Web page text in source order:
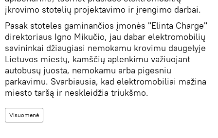
įkrovimo stotelių projektavimo ir įrengimo darbai.
Pasak stoteles gaminančios įmonės "Elinta Charge"
direktoriaus Igno Mikučio, jau dabar elektromobilių
savininkai džiaugiasi nemokamu krovimu daugelyje
Lietuvos miestų, kamščių aplenkimu važiuojant
autobusų juosta, nemokamu arba pigesniu
parkavimu. Svarbiausia, kad elektromobiliai mažina
miesto taršą ir neskleidžia triukšmo.
Visuomenė